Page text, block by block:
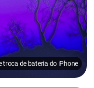
troca de bateria do iPhone